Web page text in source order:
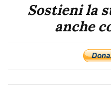
Sostieni la
anche